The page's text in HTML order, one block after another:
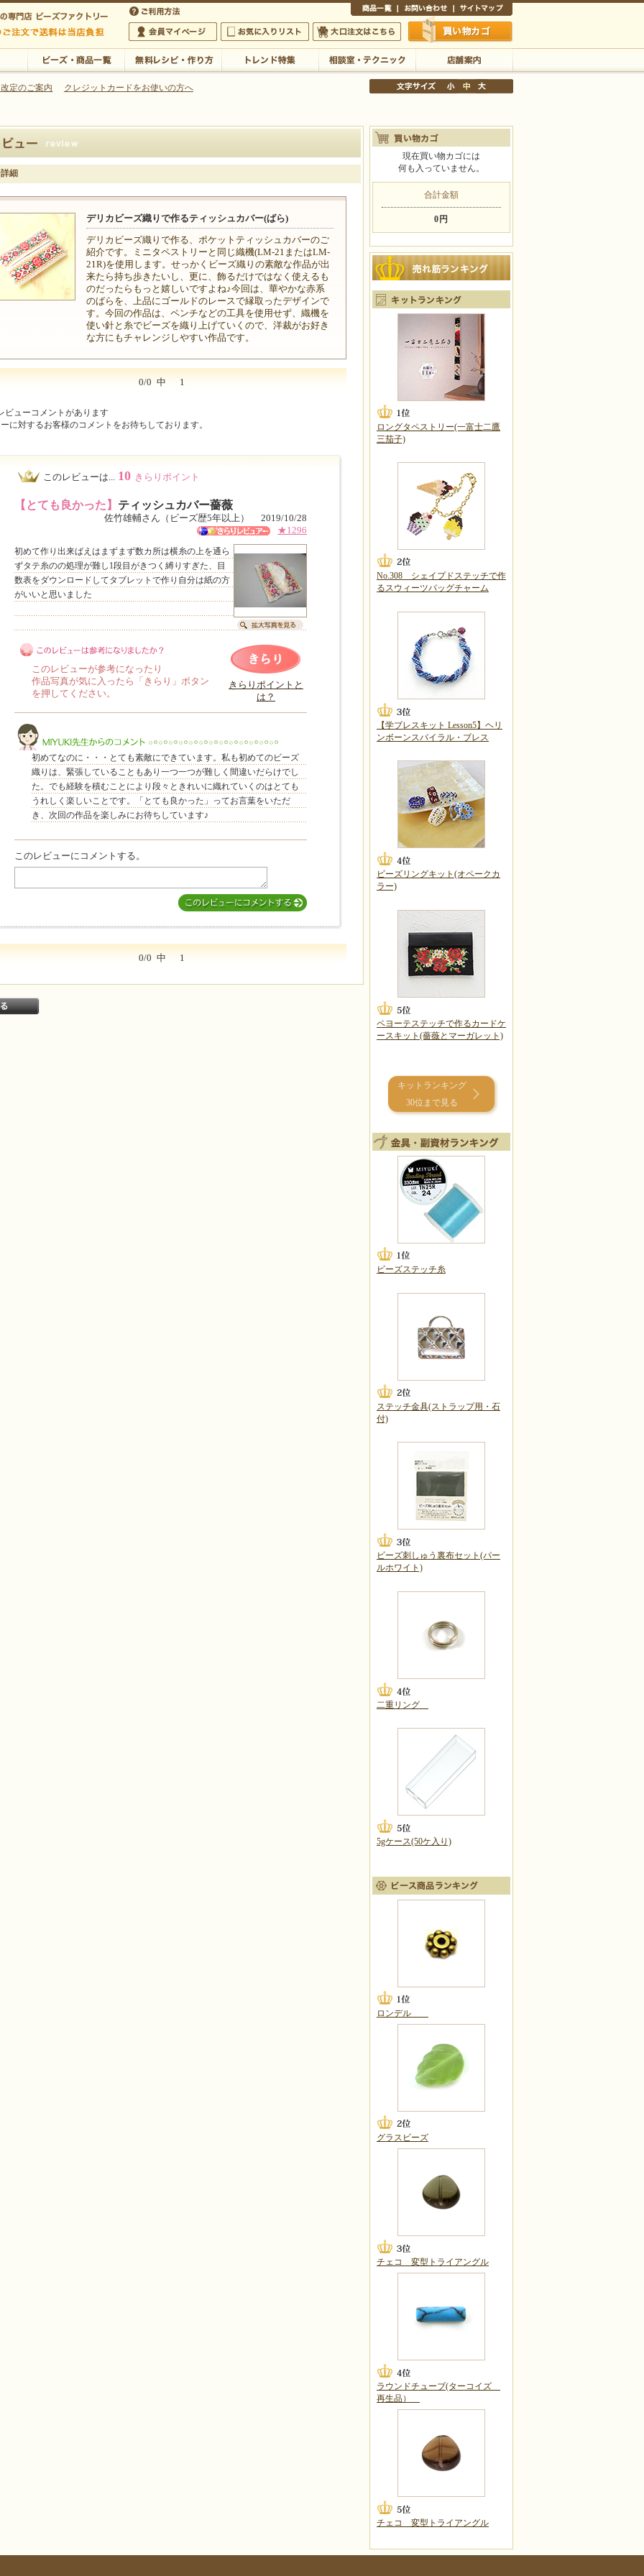
クセサリーの専門店
会員マイページ
お気に入りリスト 大口注文はこちら 買い物かご
店舗案内
定のご案内 クレジットカードをお使いの方へ
細
デリカビーズ織りで作るティッシュカバー(ばら)
デリカビーズ織りで作る、ポケットティッシュカバーのご
紹介です。ミニタペストリーと同じ織機(LM-21またはLM-
21R)を使用します。せっかくビーズ織りの素敵な作品が出
来たら持ち歩きたいし、更に、飾るだけではなく使えるも
のだったらもっと嬉しいですよね♪今回は、華やかな赤系
のばらを、上品にゴールドのレースで縁取ったデザインで
す。今回の作品は、ペンチなどの工具を使用せず、織機を
使い針と糸でビーズを織り上げていくので、洋裁がお好き
な方にもチャレンジしやすい作品です。
0/0 中 1
ビューコメントがあります
に対するお客様のコメントをお待ちしております。
このレビューは... 10 きらりポイント
【とても良かった】 ティッシュカバー薔薇
佐竹雄輔さん（ビーズ歴5年以上） 2019/10/28
★1296
初めて作り出来ばえはまずまず数カ所は横糸の上を通ら
ずタテ糸のの処理が難し1段目がきつく縛りすぎた、目
数表をダウンロードしてタブレットで作り自分は紙の方
がいいと思いました
このレビューは参考になりましたか？
このレビューが参考になったり
作品写真が気に入ったら「きらり」ボタン
を押してください。
きらりポイントと
は？
初めてなのに・・・とても素敵にできています。私も初めてのビーズ
織りは、緊張していることもあり一つ一つが難しく間違いだらけでし
た。でも経験を積むことにより段々ときれいに織れていくのはとても
うれしく楽しいことです。「とても良かった」ってお言葉をいただ
き、次回の作品を楽しみにお待ちしています♪
このレビューにコメントする。
0/0 中 1
現在買い物カゴには
何も入っていません。
合計金額
0円
ロングタペストリー(一富士二鷹
三茄子)
No.308 シェイプドステッチで作
るスウィーツバッグチャーム
【学ブレスキット Lesson5】ヘリ
ンボーンスパイラル・ブレス
ビーズリングキット(オペークカ
ラー)
ペヨーテステッチで作るカードケ
ースキット(薔薇とマーガレット)
キットランキング
30位まで見る
ビーズステッチ糸
ステッチ金具(ストラップ用・石
付)
ビーズ刺しゅう裏布セット(パー
ルホワイト)
二重リング
5gケース(50ケ入り)
ロンデル
グラスビーズ
チェコ 変型トライアングル
ラウンドチューブ(ターコイズ
再生品）
チェコ 変型トライアングル